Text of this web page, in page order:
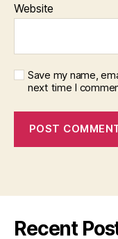
Website
Save my name,
next time I
Recent